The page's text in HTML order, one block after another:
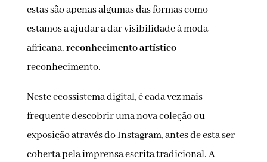
estas são apenas algumas das formas como
estamos a ajudar a dar visibilidade à moda
africana.reconhecimento artístico
reconhecimento.
Neste ecossistema digital, é cada vez mais
frequente descobrir uma nova coleção ou
exposição através do Instagram, antes de esta ser
coberta pela imprensa escrita tradicional. A